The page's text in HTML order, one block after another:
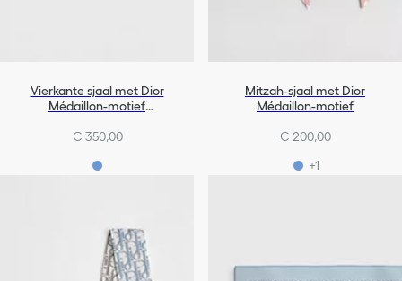
Vierkante sjaal met Dior
Médaillon-motief
€ 350,00
Mitzah-sjaal met Dior
Médaillon-motief
€ 200,00
+1